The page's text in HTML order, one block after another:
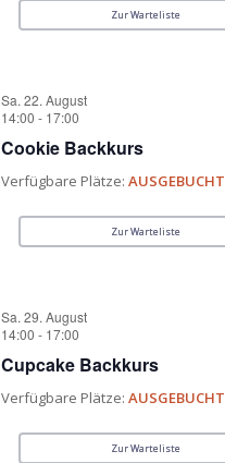
Zur Warteliste
Sa. 22. August
14:00 - 17:00
Cookie Backkurs
Verfügbare Plätze:AUSGEBUCHT
Zur Warteliste
Sa. 29. August
14:00 - 17:00
Cupcake Backkurs
Verfügbare Plätze:AUSGEBUCHT
Zur Warteliste